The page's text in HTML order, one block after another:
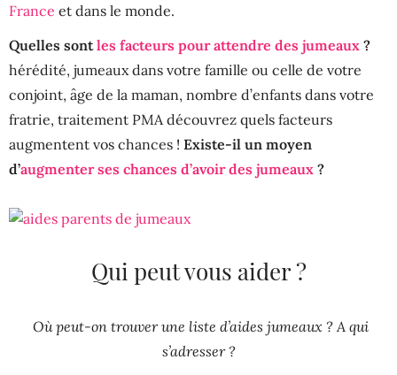
France et dans le monde.
Quelles sontles facteurs pour attendre des jumeaux ?
hérédité, jumeaux dans votre famille ou celle de votre
conjoint, âge de la maman, nombre d’enfants dans votre
fratrie, traitement PMA découvrez quels facteurs
augmentent vos chances ! Existe-il un moyen
d’augmenter ses chances d’avoir des jumeaux ?
Qui peut vous aider ?
Où peut-on trouver une liste d’aides jumeaux ? A qui
s’adresser ?